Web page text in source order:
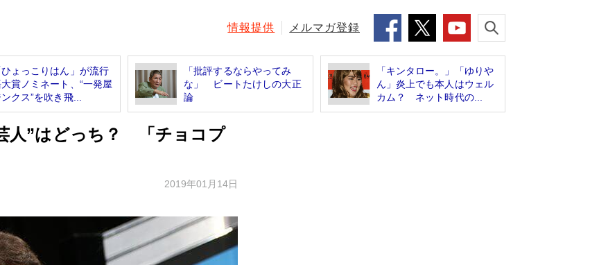
情報提供 メルマガ登録
ひょっこりはん」が流行
賞ノミネート、“一発屋
クス”を吹き飛...
「批評するならやってみ
な」 ビートたけしの大正
論
「キンタロー。」「ゆりや
ん」炎上でも本人はウェル
カム？ ネット時代の...
人”はどっち？ 「チョコプ
2019年01月14日